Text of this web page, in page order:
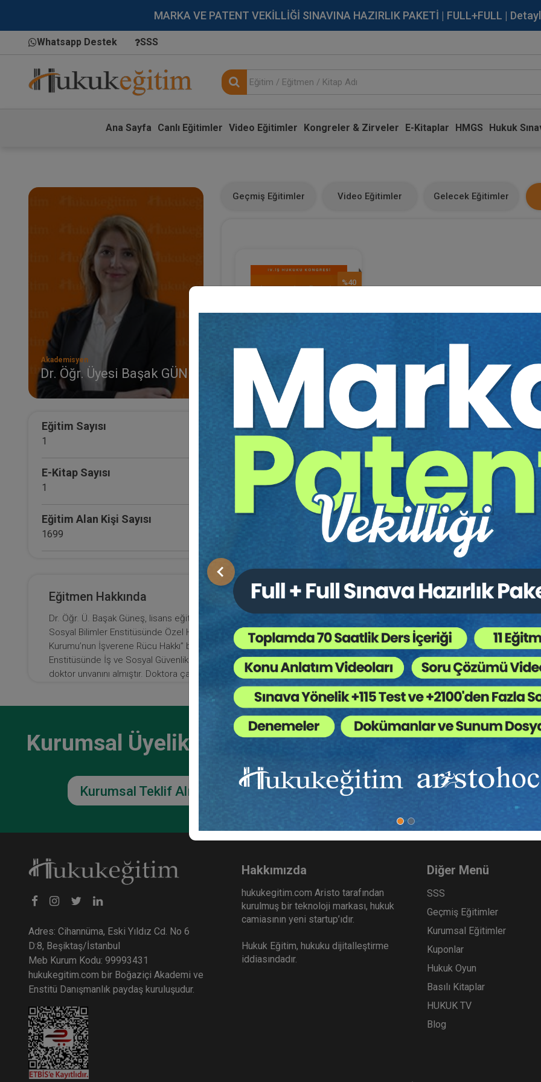
MARKA VE PATENT VEKİLLİĞİ SINAVINA HAZIRLIK PAKETİ | FULL+FULL |
Whatsapp Destek SSS
Ana Sayfa Canlı Eğitimler Video Eğitimler Kongreler & Zirveler E-Kitaplar HMGS Hukuk
Önceki
Akademisyen
Dr. Öğr. Üyesi Başak GÜNEŞ
Eğitim Sayısı
1
E-Kitap Sayısı
1
Eğitim Alan Kişi Sayısı
1699
Makale Sayısı
Geçmiş Eğitimler Video Eğitimler Gelecek Eğitimler
%40
İşverenin Yönetim ve..
Dr. Öğr. Üyesi Başak GÜNEŞ
75 TL
45 TL
Sepete Ekle
Eğitmen Hakkında
Dr. Öğr. Ü. Başak Güneş, lisans eğitimini Galatasaray Üniversitesi Hukuk Fakültesinde tamamlamıştır. Galatasaray
Sosyal Bilimler Enstitüsünde Özel Hukuk alanında yaptığı yüksek lisansını, “İş Kazası ve Meslek Hastalıklarında Sosyal
Kurumu’nun İşverene Rücu Hakkı” başlıklı teziyle tamamlamış olup doktorasını ise Ankara Üniversitesi Sosyal Bilimler
Enstitüsünde İş ve Sosyal Güvenlik Hukuku alanında yaparak “Türk İş Hukukunda Bireysel Sendika Özgürlüğü” başlıklı
doktor unvanını almıştır. Doktora çalışmaları sırasında TÜBİTAK Yurt Dışı Doktora Sırası Araştırma Burs Programı
Bordeaux Üniversitesinde araştırmalarda bulunmuştur. Dr. Öğr. Ü. Başak Güneş 2018 yılından beri Altınbaş Üniversitesi
Fakültesinde İş ve Sosyal Güvenlik Hukuku Anabilim dalında görev yapmaktadır ve lisans, yüksek lisans ile doktora
programlarında bireysel iş hukuku, toplu iş hukuku, sosyal güvenlik hukuku ile iş sağlığı ve güvenliği hukuku alanlarında ders
Kurumsal Üyelikler İçin
Kurumsal Teklif Alın
Ekibinizin hukuk bilgisini yükseltin, kaliteli içeriklerle
Ekibinize, Hukuk Eğitim’in birbirinden kaliteli
sınırsız erişim imkanı sunun.
Adres: Cihannüma, Eski Yıldız Cd. No 6
D:8, Beşiktaş/İstanbul
Meb Kurum Kodu: 99993431
hukukegitim.com bir Boğaziçi Akademi ve
Enstitü Danışmanlık paydaş kuruluşudur.
Hakkımızda
hukukegitim.com Aristo tarafından
kurulmuş bir teknoloji markası, hukuk
camiasının yeni startup’ıdır.
Hukuk Eğitim, hukuku dijitalleştirme
iddiasındadır.
Diğer Menü
SSS
Geçmiş Eğitimler
Kurumsal Eğitimler
Kuponlar
Hukuk Oyun
Basılı Kitaplar
HUKUK TV
Blog